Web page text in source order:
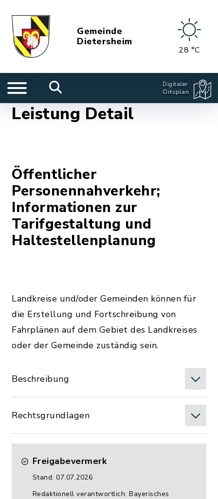
Gemeinde
Dietersheim
28 °C
Digitaler
Ortsplan
Leistung Detail
Öffentlicher
Personennahverkehr;
Informationen zur
Tarifgestaltung und
Haltestellenplanung
Landkreise und/oder Gemeinden können für
die Erstellung und Fortschreibung von
Fahrplänen auf dem Gebiet des Landkreises
oder der Gemeinde zuständig sein.
Beschreibung
Rechtsgrundlagen
Freigabevermerk
Stand: 07.07.2026
Redaktionell verantwortlich: Bayerisches